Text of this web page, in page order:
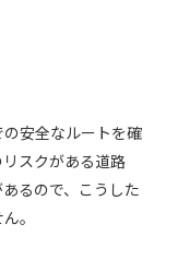
安全なルートを確
スクがある道路
るので、こうした
。